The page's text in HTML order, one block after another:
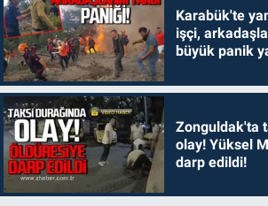
Karabük'te
işçi,
büyük panik
Zonguldak'ta
olay! Yüksel
darp edildi!